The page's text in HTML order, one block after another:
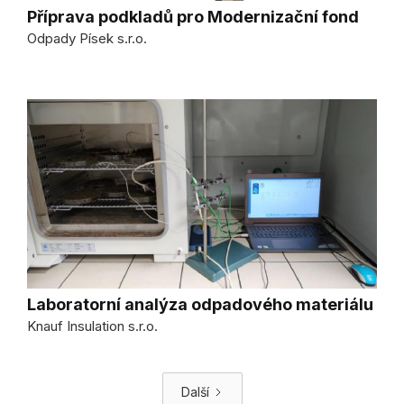
Příprava podkladů pro Modernizační fond
Odpady Písek s.r.o.
Laboratorní analýza odpadového materiálu
Knauf Insulation s.r.o.
Další